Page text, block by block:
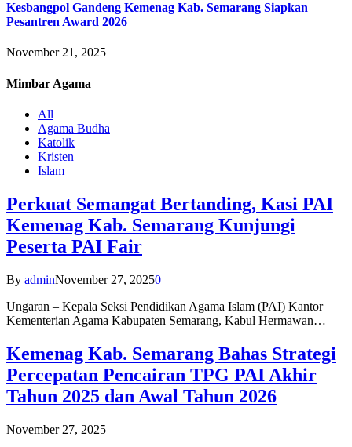
Kesbangpol Gandeng Kemenag Kab. Semarang Siapkan
Pesantren Award 2026
November 21, 2025
Mimbar Agama
All
Agama Budha
Katolik
Kristen
Islam
Perkuat Semangat Bertanding, Kasi PAI
Kemenag Kab. Semarang Kunjungi
Peserta PAI Fair
By adminNovember 27, 20250
Ungaran – Kepala Seksi Pendidikan Agama Islam (PAI) Kantor
Kementerian Agama Kabupaten Semarang, Kabul Hermawan…
Kemenag Kab. Semarang Bahas Strategi
Percepatan Pencairan TPG PAI Akhir
Tahun 2025 dan Awal Tahun 2026
November 27, 2025